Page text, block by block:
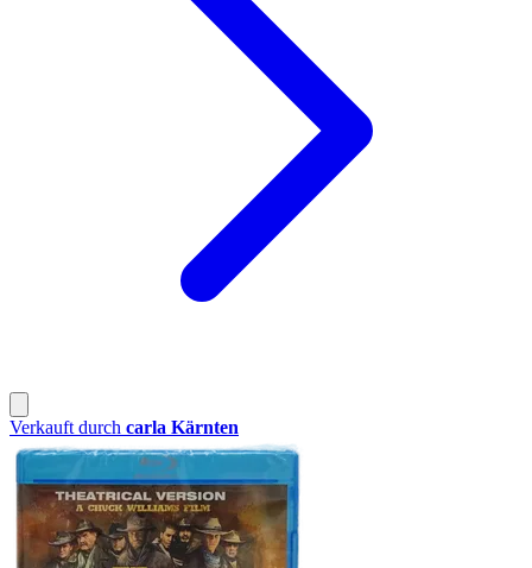
Verkauft durch carla Kärnten